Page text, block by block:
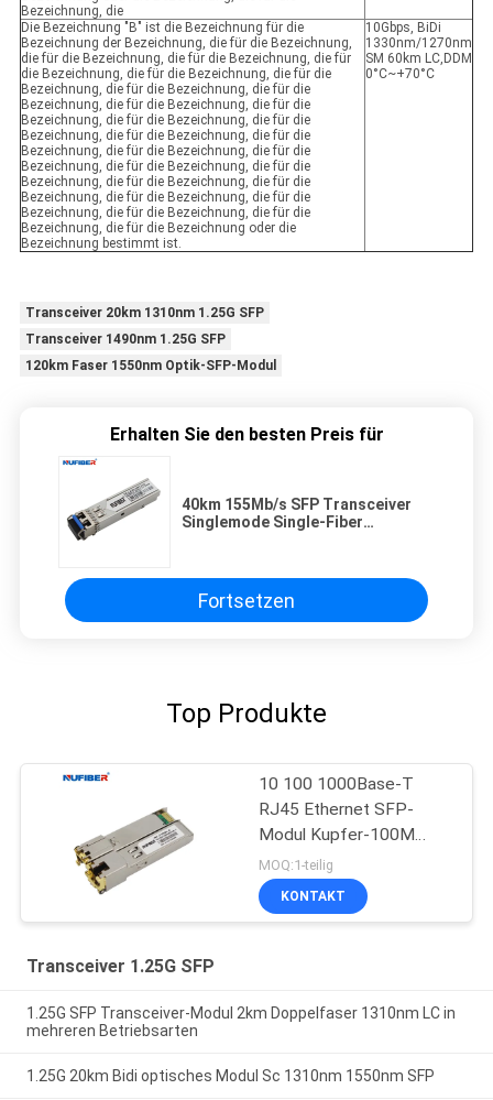
Bezeichnung, die
Die Bezeichnung "B" ist die Bezeichnung für die
Bezeichnung der Bezeichnung, die für die Bezeichnung,
die für die Bezeichnung, die für die Bezeichnung, die für
die Bezeichnung, die für die Bezeichnung, die für die
Bezeichnung, die für die Bezeichnung, die für die
Bezeichnung, die für die Bezeichnung, die für die
Bezeichnung, die für die Bezeichnung, die für die
Bezeichnung, die für die Bezeichnung, die für die
Bezeichnung, die für die Bezeichnung, die für die
Bezeichnung, die für die Bezeichnung, die für die
Bezeichnung, die für die Bezeichnung, die für die
Bezeichnung, die für die Bezeichnung, die für die
Bezeichnung, die für die Bezeichnung, die für die
Bezeichnung, die für die Bezeichnung oder die
Bezeichnung bestimmt ist.
10Gbps, BiDi
1330nm/1270nm
SM 60km LC,DDM
0°C~+70°C
Transceiver 20km 1310nm 1.25G SFP
Transceiver 1490nm 1.25G SFP
120km Faser 1550nm Optik-SFP-Modul
Erhalten Sie den besten Preis für
40km 155Mb/s SFP Transceiver
Singlemode Single-Fiber
Fortsetzen
Top Produkte
10 100 1000Base-T
RJ45 Ethernet SFP-
Modul Kupfer-100M
DDM
MOQ:1-teilig
KONTAKT
Transceiver 1.25G SFP
1.25G SFP Transceiver-Modul 2km Doppelfaser 1310nm LC in
mehreren Betriebsarten
1.25G 20km Bidi optisches Modul Sc 1310nm 1550nm SFP